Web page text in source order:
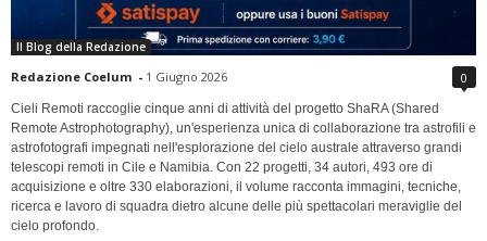
Il Blog della Redazione
Redazione Coelum - 1 Giugno 2026 0
Cieli Remoti raccoglie cinque anni di attività del progetto ShaRA (Shared
Remote Astrophotography), un'esperienza unica di collaborazione tra astrofili e
astrofotografi impegnati nell'esplorazione del cielo australe attraverso grandi
telescopi remoti in Cile e Namibia. Con 22 progetti, 34 autori, 493 ore di
acquisizione e oltre 330 elaborazioni, il volume racconta immagini, tecniche,
ricerca e lavoro di squadra dietro alcune delle più spettacolari meraviglie del
cielo profondo.